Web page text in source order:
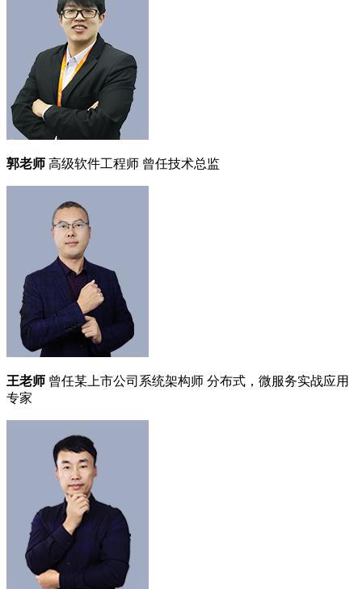
郭老师 高级软件工程师 曾任技术总监
王老师 曾任某上市公司系统架构师 分布式，微服务实战应用
专家